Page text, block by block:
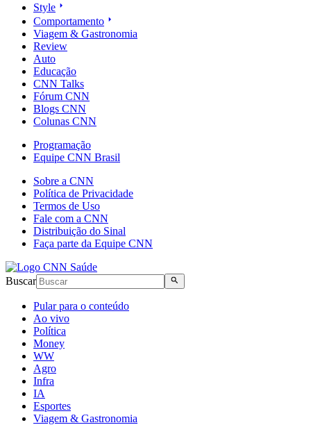
Style
Comportamento
Viagem & Gastronomia
Review
Auto
Educação
CNN Talks
Fórum CNN
Blogs CNN
Colunas CNN
Programação
Equipe CNN Brasil
Sobre a CNN
Política de Privacidade
Termos de Uso
Fale com a CNN
Distribuição do Sinal
Faça parte da Equipe CNN
Buscar
Pular para o conteúdo
Ao vivo
Política
Money
WW
Agro
Infra
IA
Esportes
Viagem & Gastronomia